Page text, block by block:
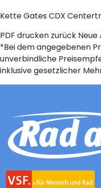
KetteGates CDX
PDF drucken zurück Neue
*Bei dem angegebenen
unverbindliche
inklusive gesetzlicher